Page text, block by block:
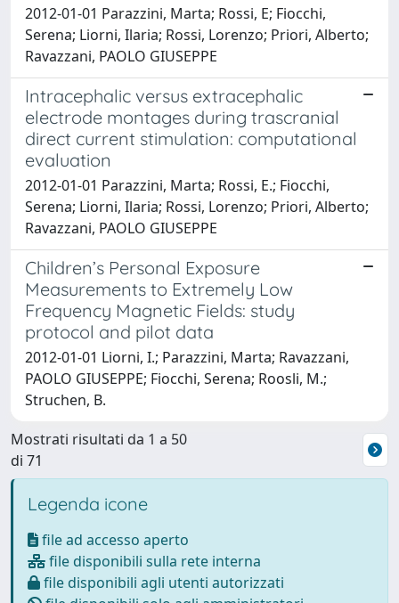
2012-01-01 Parazzini, Marta; Rossi, E; Fiocchi,
Serena; Liorni, Ilaria; Rossi, Lorenzo; Priori, Alberto;
Ravazzani, PAOLO GIUSEPPE
Intracephalic versus extracephalic
electrode montages during trascranial
direct current stimulation: computational
evaluation
2012-01-01 Parazzini, Marta; Rossi, E.; Fiocchi,
Serena; Liorni, Ilaria; Rossi, Lorenzo; Priori, Alberto;
Ravazzani, PAOLO GIUSEPPE
Children’s Personal Exposure
Measurements to Extremely Low
Frequency Magnetic Fields: study
protocol and pilot data
2012-01-01 Liorni, I.; Parazzini, Marta; Ravazzani,
PAOLO GIUSEPPE; Fiocchi, Serena; Roosli, M.;
Struchen, B.
Mostrati risultati da 1 a 50
di 71
Legenda icone
file ad accesso aperto
file disponibili sulla rete interna
file disponibili agli utenti autorizzati